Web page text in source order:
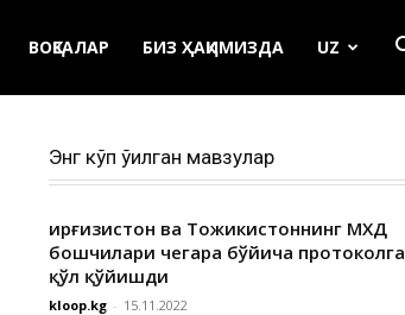
ВОҚЕАЛАР БИЗ ҲАҚИМИЗДА UZ
Энг кўп ўқилган мавзулар
Қирғизистон ва Тожикистоннинг МХДҚ
бошчилари чегара бўйича протоколга
қўл қўйишди
kloop.kg - 15.11.2022